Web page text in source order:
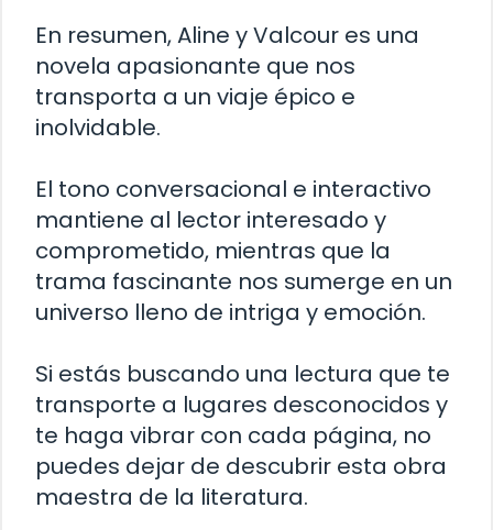
En resumen, Aline y Valcour es una
novela apasionante que nos
transporta a un viaje épico e
inolvidable.
El tono conversacional e interactivo
mantiene al lector interesado y
comprometido, mientras que la
trama fascinante nos sumerge en un
universo lleno de intriga y emoción.
Si estás buscando una lectura que te
transporte a lugares desconocidos y
te haga vibrar con cada página, no
puedes dejar de descubrir esta obra
maestra de la literatura.